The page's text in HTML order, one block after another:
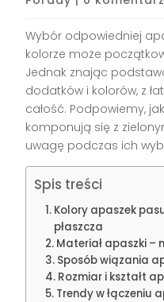
Wybór odpowiedniej
kolorze może
Jednak znając
dodatków i kolorów, z
całość. Podpowiemy,
komponują się z
uwagę podczas ich
Spis treści
Kolory apaszek
płaszcza
Materiał apaszki –
Sposób wiązania
Rozmiar i kształt
Trendy w łączeniu